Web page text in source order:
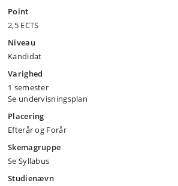
Point
2,5 ECTS
Niveau
Kandidat
Varighed
1 semester
Se undervisningsplan
Placering
Efterår og Forår
Skemagruppe
Se Syllabus
Studienævn